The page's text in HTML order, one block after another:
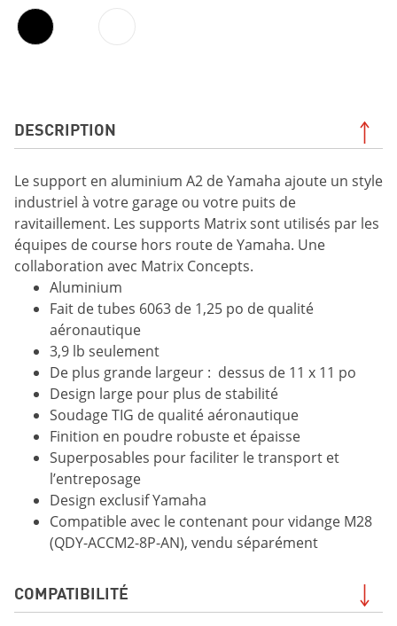
DESCRIPTION
Le support en aluminium A2 de Yamaha ajoute un style
industriel à votre garage ou votre puits de
ravitaillement. Les supports Matrix sont utilisés par les
équipes de course hors route de Yamaha. Une
collaboration avec Matrix Concepts.
Aluminium
Fait de tubes 6063 de 1,25 po de qualité
aéronautique
3,9 lb seulement
De plus grande largeur : dessus de 11 x 11 po
Design large pour plus de stabilité
Soudage TIG de qualité aéronautique
Finition en poudre robuste et épaisse
Superposables pour faciliter le transport et
l’entreposage
Design exclusif Yamaha
Compatible avec le contenant pour vidange M28
(QDY-ACCM2-8P-AN), vendu séparément
COMPATIBILITÉ